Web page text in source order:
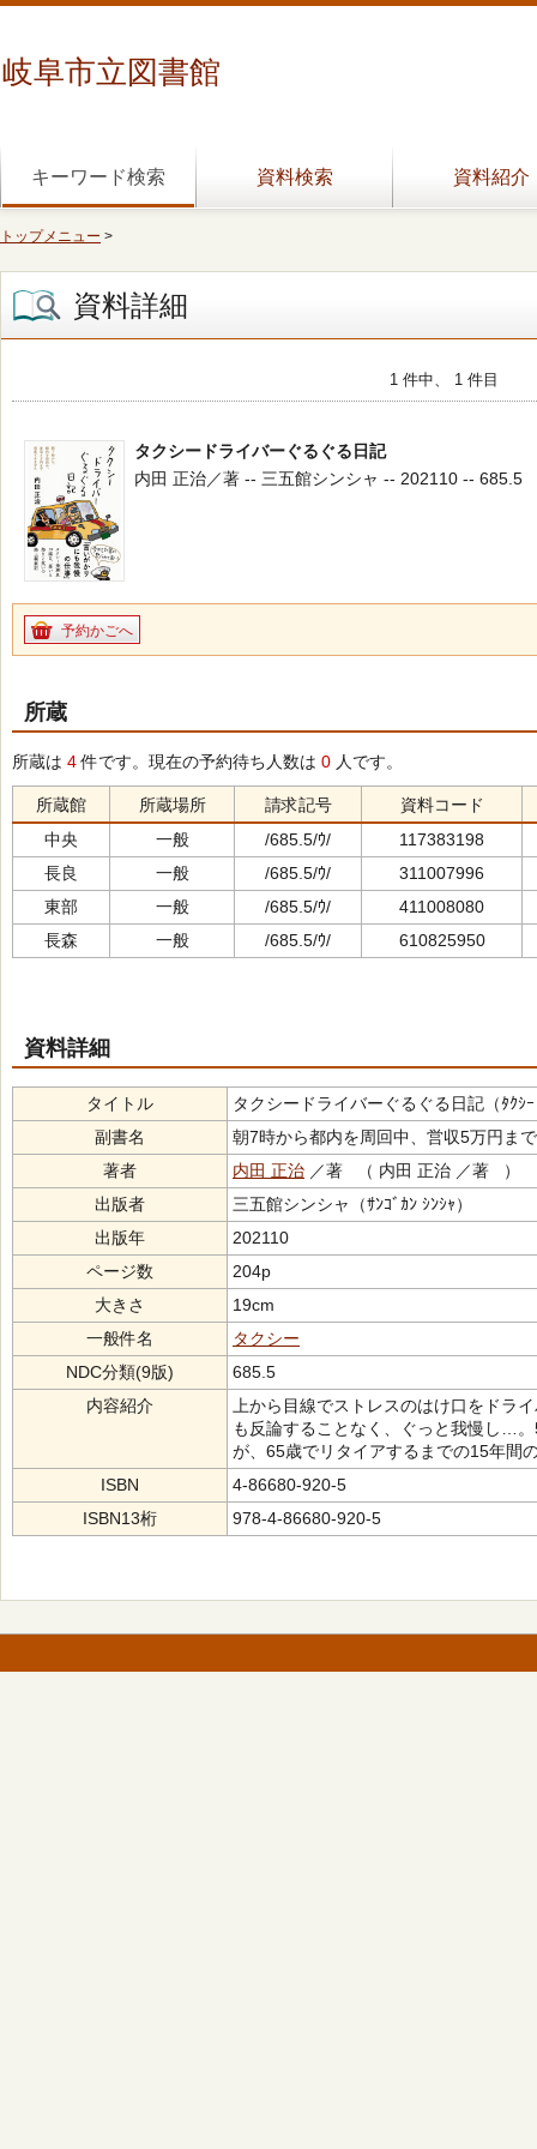
岐阜市立図書館
キーワード検索 資料検索 資料紹介
トップメニュー >
資料詳細
1 件中、 1 件目
タクシードライバーぐるぐる日記
内田 正治／著 -- 三五館シンシャ -- 202110 -- 685.5
予約かごへ
所蔵
所蔵は 4件です。現在の予約待ち人数は 0 人です。
所蔵館 所蔵場所 請求記号
資料コード
中央
一般 /685.5/ｳ/
117383198
長良
一般 /685.5/ｳ/
311007996
東部
一般 /685.5/ｳ/
411008080
長森
一般 /685.5/ｳ/ 610825950
資料詳細
タイトル
タクシードライバーぐるぐる日記（ﾀｸｼｰ
副書名
朝7時から都内を周回中、営収5万円ま
著者
内田 正治 ／著 （ 内田 正治 ／著 ）
出版者
三五館シンシャ（ｻﾝｺﾞｶﾝ ｼﾝｼｬ）
出版年
202110
ページ数
204p
大きさ
19cm
一般件名
タクシー
NDC分類(9版)
685.5
内容紹介
上から目線でストレスのはけ口をドラ
も反論することなく、ぐっと我慢し…
が、65歳でリタイアするまでの15年間
ISBN
4-86680-920-5
ISBN13桁
978-4-86680-920-5